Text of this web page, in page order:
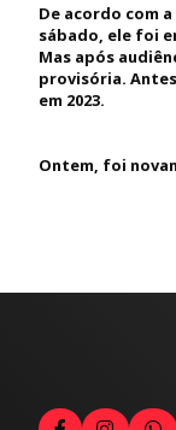
De acordo com
sábado, ele foi
Mas após
provisória.
em 2023.
Ontem, foi